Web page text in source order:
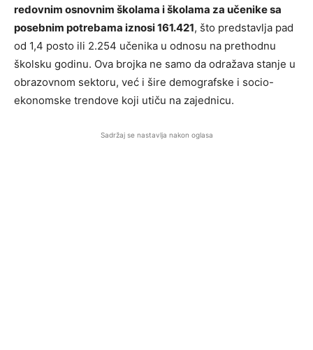
redovnim osnovnim školama i školama za učenike sa
posebnim potrebama iznosi 161.421, što predstavlja pad
od 1,4 posto ili 2.254 učenika u odnosu na prethodnu
školsku godinu. Ova brojka ne samo da odražava stanje u
obrazovnom sektoru, već i šire demografske i socio-
ekonomske trendove koji utiču na zajednicu.
Sadržaj se nastavlja nakon oglasa